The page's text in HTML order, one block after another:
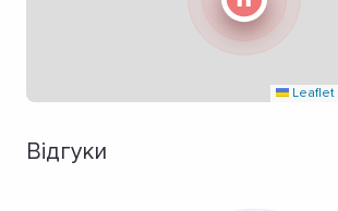
Leaflet
Відгуки